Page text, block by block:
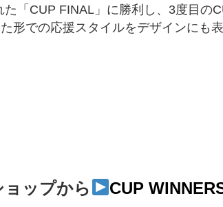
「CUP FINAL」に勝利し、3度目の
形での応援スタイルをデザインにも
ップから CUP